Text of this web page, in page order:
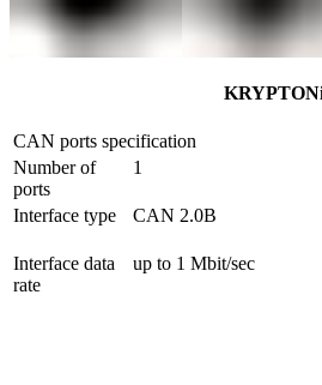
CAN ports specification
Number of
ports
1
Interface type CAN 2.0B
Interface data
rate
up to 1 Mbit/sec